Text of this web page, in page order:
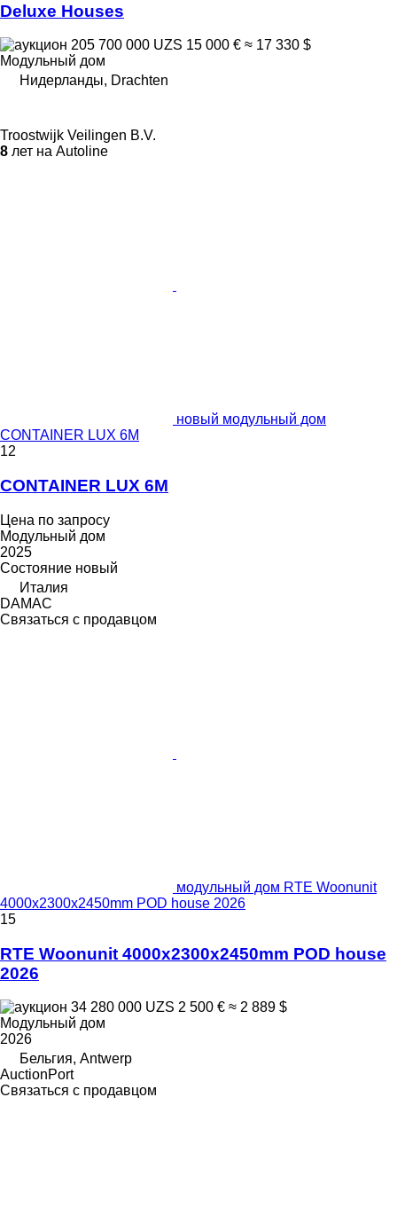
Deluxe Houses
205 700 000 UZS 15 000 € ≈ 17 330 $
Модульный дом
Нидерланды, Drachten
Troostwijk Veilingen B.V.
8 лет на Autoline
новый модульный дом
CONTAINER LUX 6M
12
CONTAINER LUX 6M
Цена по запросу
Модульный дом
2025
Состояние новый
Италия
DAMAC
Связаться с продавцом
модульный дом RTE Woonunit
4000x2300x2450mm POD house 2026
15
RTE Woonunit 4000x2300x2450mm POD house
2026
34 280 000 UZS 2 500 € ≈ 2 889 $
Модульный дом
2026
Бельгия, Antwerp
AuctionPort
Связаться с продавцом